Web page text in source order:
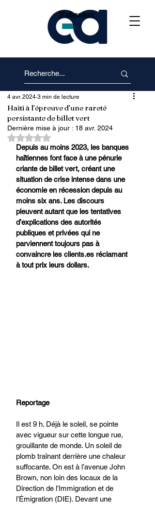
S'abonner
Haïti à l’épreuve d’une rareté
persistante de billet vert
4 avr. 2024 3 min de lecture
Dernière mise à jour : 18 avr. 2024
Noté NaN étoiles sur 5.
Depuis au moins 2023, les banques
haïtiennes font face à une pénurie
criante de billet vert, créant une
situation de crise intense dans une
économie en récession depuis au
moins six ans. Les discours
pleuvent autant que les tentatives
d’explications des autorités
publiques et privées qui ne
parviennent toujours pas à
convaincre les clients.es réclamant
à tout prix leurs dollars.
Reportage
Il est 9 h. Déjà le soleil, se pointe
avec vigueur sur cette longue rue,
grouillante de monde. Un soleil de
plomb traînant derrière une chaleur
suffocante. On est à l’avenue John
Brown, non loin des locaux de la
Direction de l’Immigration et de
l’Émigration (DIE). Devant une